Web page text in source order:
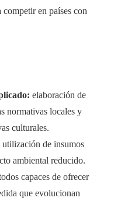
en países con
elaboración de
normativas locales y
culturales.
utilización de insumos
ambiental reducido.
capaces de ofrecer
que evolucionan